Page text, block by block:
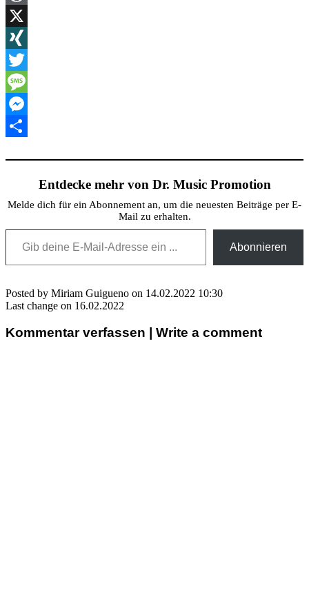
WordPress
X
XING
Twitter
Message
Messenger
Entdecke mehr von Dr. Music Promotion
Melde dich für ein Abonnement an, um die neuesten Beiträge per E-
Mail zu erhalten.
Gib deine E-Mail-Adresse ein ...
Abonnieren
Posted by Miriam Guigueno on 14.02.2022 10:30
Last change on 16.02.2022
Kommentar verfassen | Write a comment